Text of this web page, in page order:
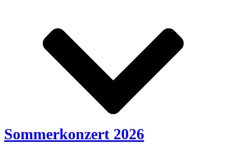
Sommerkonzert 2026